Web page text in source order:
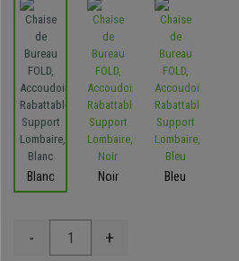
Blanc Noir Bleu
- +